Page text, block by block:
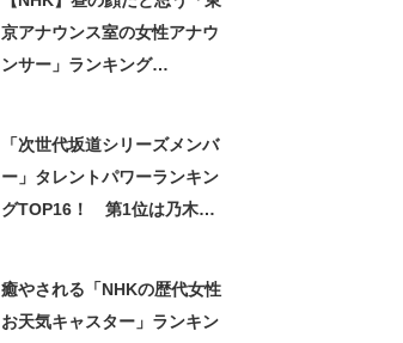
京アナウンス室の女性アナウ
ンサー」ランキング
「次世代坂道シリーズメンバ
ー」タレントパワーランキン
グTOP16！ 第1位は乃木坂
癒やされる「NHKの歴代女性
お天気キャスター」ランキン